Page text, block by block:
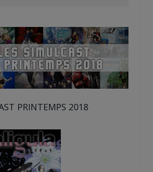
PRINTEMPS 2018